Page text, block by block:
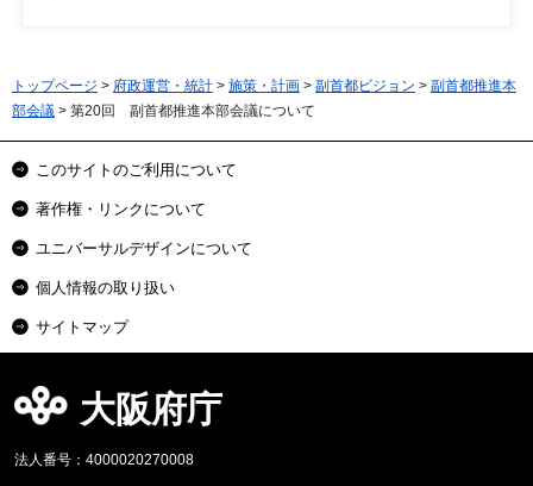
トップページ > 府政運営・統計 > 施策・計画 > 副首都ビジョン > 副首都推進本
部会議 > 第20回 副首都推進本部会議について
このサイトのご利用について
著作権・リンクについて
ユニバーサルデザインについて
個人情報の取り扱い
サイトマップ
大阪府庁
法人番号：4000020270008